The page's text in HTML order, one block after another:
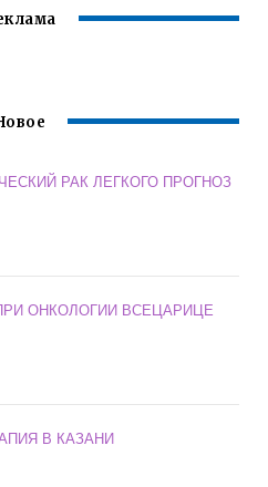
РАК ЛЕГКОГО ПРОГНОЗ
ОНКОЛОГИИ ВСЕЦАРИЦЕ
В КАЗАНИ